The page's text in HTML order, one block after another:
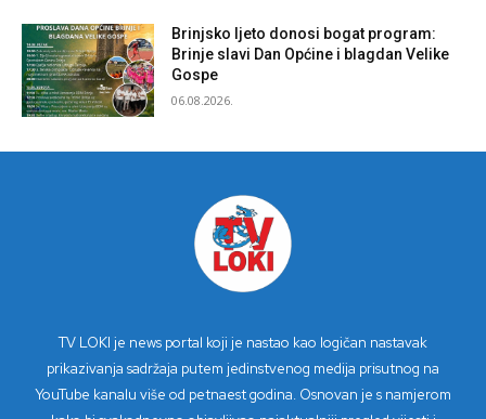
Brinjsko ljeto donosi bogat program:
Brinje slavi Dan Općine i blagdan Velike
Gospe
06.08.2026.
TV LOKI je news portal koji je nastao kao logičan nastavak
prikazivanja sadržaja putem jedinstvenog medija prisutnog na
YouTube kanalu više od petnaest godina. Osnovan je s namjerom